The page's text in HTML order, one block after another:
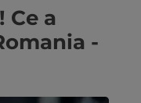
Ce a
-